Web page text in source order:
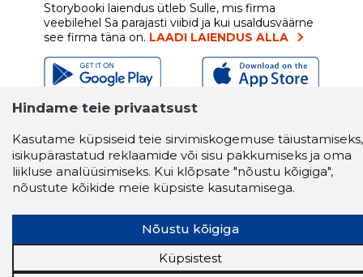
Storybooki laiendus ütleb Sulle, mis firma
veebilehel Sa parajasti viibid ja kui usaldusväärne
see firma täna on. LAADI LAIENDUS ALLA
Näed helistaja tausta!Storybooki Äpp toob
ettevõtte ja isikute kohta (juhid, ametnikud).
Andmed on rikastatud maksevõime ja
finantsinfoga.
Tööriistad
Sooduspakkumised
Hindame teie privaatsust
Kasutame küpsiseid teie sirvimiskogemuse täiustamiseks,
isikupärastatud reklaamide või sisu pakkumiseks ja oma
liikluse analüüsimiseks. Kui klõpsate "nõustu kõigiga",
nõustute kõikide meie küpsiste kasutamisega.
Nõustu kõigiga
Küpsistest